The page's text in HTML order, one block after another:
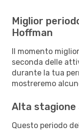
Miglior
Hoffman
Il momento
seconda delle
durante la tua
mostreremo
Alta stagione
Questo periodo